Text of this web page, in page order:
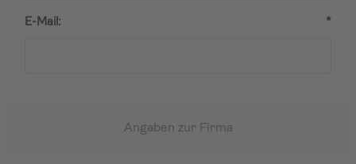
E-Mail: *
Angaben zur Firma